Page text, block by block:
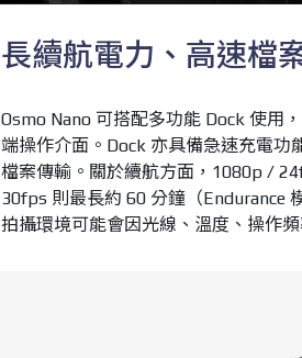
長續航電力、高速檔
Osmo Nano 可搭配多功能 Dock 使用
端操作介面。Dock 亦具備急速充電
檔案傳輸。關於續航方面，1080p /
30fps 則最長約 60 分鐘（Endurance
拍攝環境可能會因光線、溫度、操作